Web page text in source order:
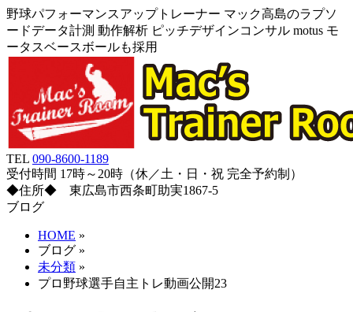
野球パフォーマンスアップトレーナー マック高島のラプソ
ードデータ計測 動作解析 ピッチデザインコンサル motus モ
ータスベースボールも採用
TEL 090-8600-1189
受付時間 17時～20時（休／土・日・祝 完全予約制）
◆住所◆ 東広島市西条町助実1867-5
ブログ
HOME »
ブログ »
未分類 »
プロ野球選手自主トレ動画公開23